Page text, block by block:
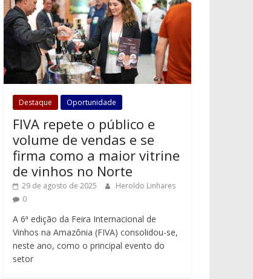
Destaque Oportunidade
FIVA repete o público e
volume de vendas e se
firma como a maior vitrine
de vinhos no Norte
29 de agosto de 2025
Heroldo Linhares
0
A 6ª edição da Feira Internacional de
Vinhos na Amazônia (FIVA) consolidou-se,
neste ano, como o principal evento do
setor